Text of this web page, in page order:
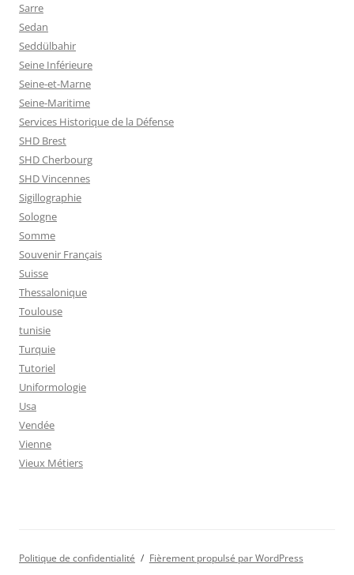
Sarre
Sedan
Seddülbahir
Seine Inférieure
Seine-et-Marne
Seine-Maritime
Services Historique de la Défense
SHD Brest
SHD Cherbourg
SHD Vincennes
Sigillographie
Sologne
Somme
Souvenir Français
Suisse
Thessalonique
Toulouse
tunisie
Turquie
Tutoriel
Uniformologie
Usa
Vendée
Vienne
Vieux Métiers
Politique de confidentialité Fièrement propulsé par WordPress